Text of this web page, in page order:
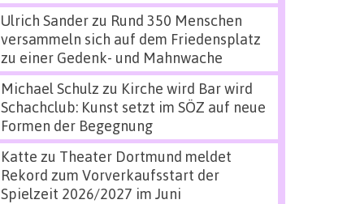
Ulrich Sanderzu Rund 350 Menschen
versammeln sich auf dem Friedensplatz
zu einer Gedenk- und Mahnwache
Michael Schulz zu Kirche wird Bar wird
Schachclub: Kunst setzt im SÖZ auf neue
Formen der Begegnung
Katte zu Theater Dortmund meldet
Rekord zum Vorverkaufsstart der
Spielzeit 2026/2027 im Juni